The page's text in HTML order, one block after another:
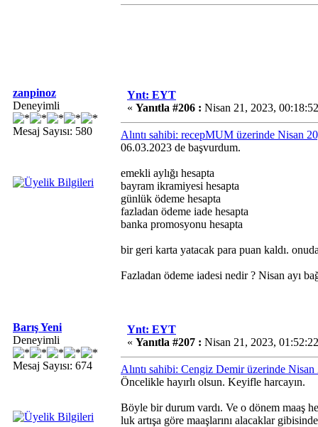
zanpinoz
Deneyimli
Mesaj Sayısı: 580
Ynt: EYT
« Yanıtla #206 : Nisan 21, 2023,
Alıntı sahibi: recepMUM üzerinde Nisan
06.03.2023 de başvurdum.
emekli aylığı hesapta
bayram ikramiyesi hesapta
günlük ödeme hesapta
fazladan ödeme iade hesapta
banka promosyonu hesapta
bir geri karta yatacak para puan kaldı.
Fazladan ödeme iadesi nedir ? Nisan ayı
Barış Yeni
Deneyimli
Mesaj Sayısı: 674
Ynt: EYT
« Yanıtla #207 : Nisan 21, 2023,
Alıntı sahibi: Cengiz Demir üzerinde
Öncelikle hayırlı olsun. Keyifle harcayın.
Böyle bir durum vardı. Ve o dönem maaş
luk artışa göre maaşlarını alacaklar